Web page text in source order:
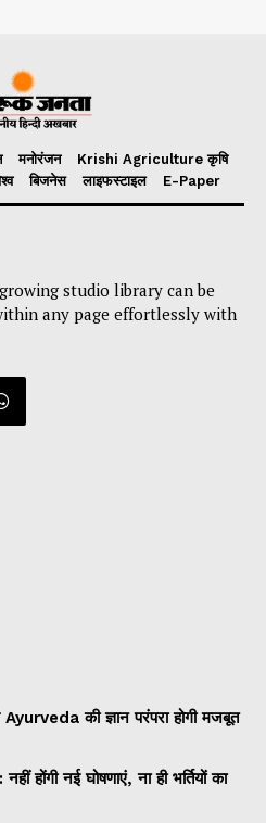
मनोरंजन
Krishi Agriculture कृषि
बिजनेस लाइफस्टाइल E-Paper
studio library can be
any page effortlessly with
Ayurveda की ज्ञान परंपरा होगी मजबूत
होंगी नई घोषणाएं, ना ही भर्तियों का